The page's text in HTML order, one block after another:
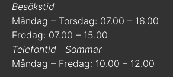
Besökstid
Måndag – Torsdag: 07.00 – 16.00
Fredag: 07.00 – 15.00
Telefontid
Sommar
Måndag – Fredag: 10.00 – 12.00